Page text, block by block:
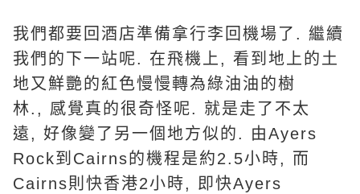
我們都要回酒店準備拿行李回機場了 . 繼續
我們的下一站呢. 在飛機上 , 看到地上的土
地又鮮艷的紅色慢慢轉為綠油油的樹
林., 感覺真的很奇怪呢. 就是走了不太
遠, 好像變了另一個地方似的. 由Ayers
Rock到 Cairns的機程是約2.5小時, 而
Cairns則快香港2小時, 即快Ayers